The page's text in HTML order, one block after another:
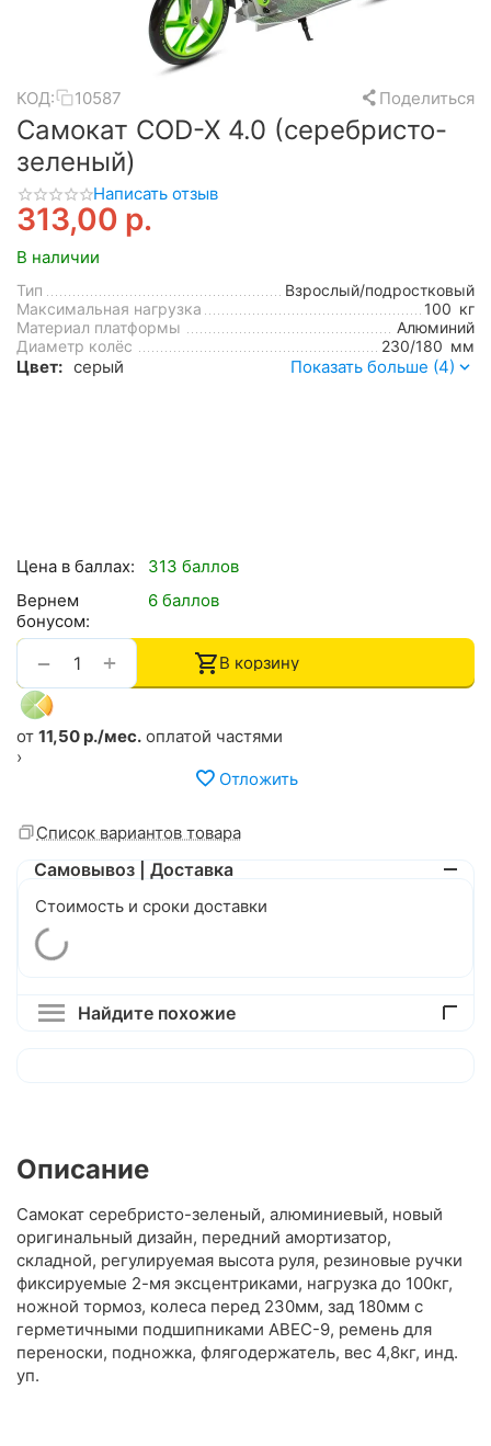
КОД: 10587 Поделиться
Самокат COD-X 4.0 (серебристо-
зеленый)
Написать отзыв
313,00 р.
В наличии
Тип
Взрослый/подростковый
Максимальная нагрузка
100 кг
Материал платформы
Алюминий
Диаметр колёс
230/180 мм
Цвет: серый Показать больше (4)
Цена в баллах:
313 баллов
Вернем
бонусом:
6 баллов
+
− В корзину
от 11,50 р./мес. оплатой частями
›
Отложить
Список вариантов товара
Самовывоз | Доставка
Стоимость и сроки доставки
Найдите похожие
Описание
Самокат серебристо-зеленый, алюминиевый, новый
оригинальный дизайн, передний амортизатор,
складной, регулируемая высота руля, резиновые ручки
фиксируемые 2-мя эксцентриками, нагрузка до 100кг,
ножной тормоз, колеса перед 230мм, зад 180мм с
герметичными подшипниками ABEC-9, ремень для
переноски, подножка, флягодержатель, вес 4,8кг, инд.
уп.